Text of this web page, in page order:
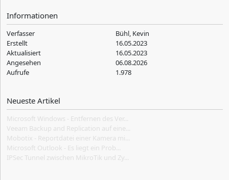
Informationen
Verfasser
Bühl, Kevin
Erstellt
16.05.2023
Aktualisiert
16.05.2023
Angesehen
06.08.2026
Aufrufe
1.978
Neueste Artikel
Microsoft Windows - Entfernen des Ver...
Veeam Backup and Replication auf eine...
Mobotix - Reportdatei einer Kamera mi...
Microsoft Outlook - Es liegt ein Prob...
IPSec Tunnel zwischen MikroTik und Zy...